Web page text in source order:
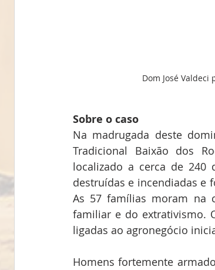
Dom José
Sobre o caso
Na madrugada deste
Tradicional Baixão dos
localizado a cerca de 240
destruídas e incendiadas e
As 57 famílias moram na
familiar e do extrativismo.
ligadas ao agronegócio
Homens fortemente